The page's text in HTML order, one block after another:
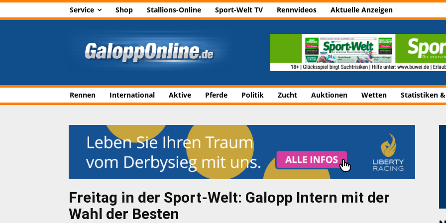
Service Shop Stallions-Online Sport-Welt TV Rennvideos Aktuelle Anzeigen
Rennen International Aktive Pferde Politik Zucht Auktionen Wetten Statistiken
Freitag in der Sport-Welt: Galopp Intern mit der
Wahl der Besten